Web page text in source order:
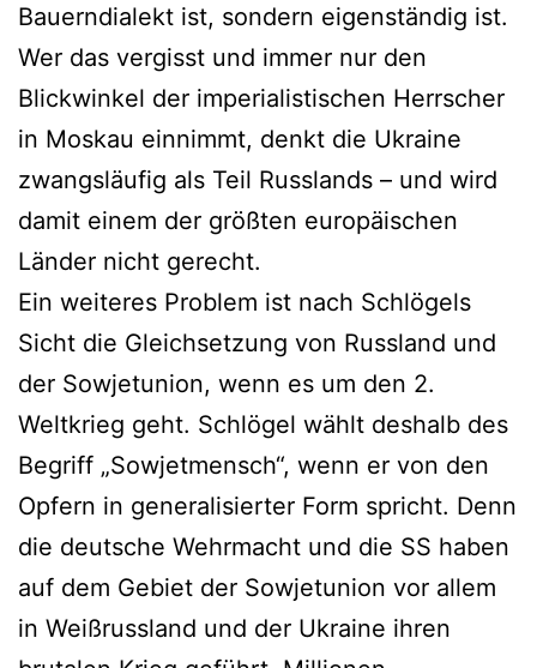
Bauerndialekt ist, sondern eigenständig ist.
Wer das vergisst und immer nur den
Blickwinkel der imperialistischen Herrscher
in Moskau einnimmt, denkt die Ukraine
zwangsläufig als Teil Russlands – und wird
damit einem der größten europäischen
Länder nicht gerecht.
Ein weiteres Problem ist nach Schlögels
Sicht die Gleichsetzung von Russland und
der Sowjetunion, wenn es um den 2.
Weltkrieg geht. Schlögel wählt deshalb des
Begriff „Sowjetmensch“, wenn er von den
Opfern in generalisierter Form spricht. Denn
die deutsche Wehrmacht und die SS haben
auf dem Gebiet der Sowjetunion vor allem
in Weißrussland und der Ukraine ihren